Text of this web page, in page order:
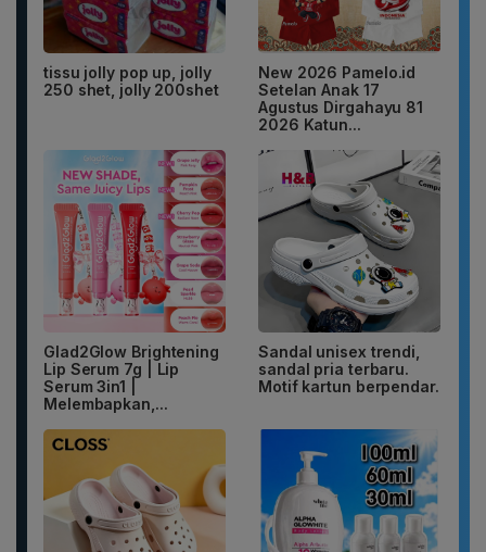
tissu jolly pop up, jolly
250 shet, jolly 200shet
New 2026 Pamelo.id
Setelan Anak 17
Agustus Dirgahayu 81
2026 Katun...
Glad2Glow Brightening
Lip Serum 7g | Lip
Serum 3in1 |
Melembapkan,...
Sandal unisex trendi,
sandal pria terbaru.
Motif kartun berpendar.